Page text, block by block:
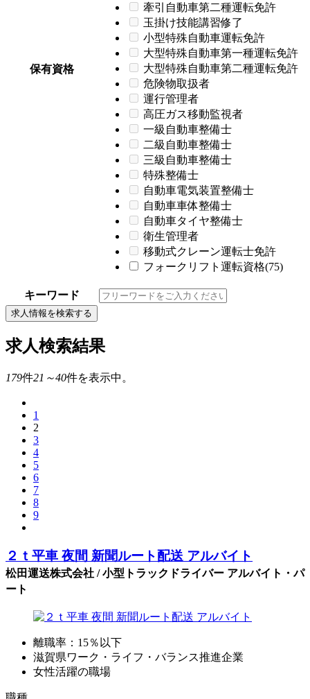
保有資格
牽引自動車第二種運転免許
玉掛け技能講習修了
小型特殊自動車運転免許
大型特殊自動車第一種運転免許
大型特殊自動車第二種運転免許
危険物取扱者
運行管理者
高圧ガス移動監視者
一級自動車整備士
二級自動車整備士
三級自動車整備士
特殊整備士
自動車電気装置整備士
自動車車体整備士
自動車タイヤ整備士
衛生管理者
移動式クレーン運転士免許
フォークリフト運転資格(75)
キーワード
求人情報を検索する
求人検索結果
179件21～40件を表示中。
1
2
3
4
5
6
7
8
9
２ｔ平車 夜間 新聞ルート配送 アルバイト
松田運送株式会社 / 小型トラックドライバー アルバイト・パ
ート
離職率：15％以下
滋賀県ワーク・ライフ・バランス推進企業
女性活躍の職場